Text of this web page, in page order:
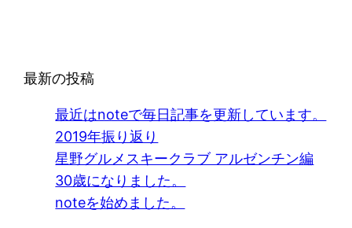
最新の投稿
最近はnoteで毎日記事を更新しています。
2019年振り返り
星野グルメスキークラブ アルゼンチン編
30歳になりました。
noteを始めました。